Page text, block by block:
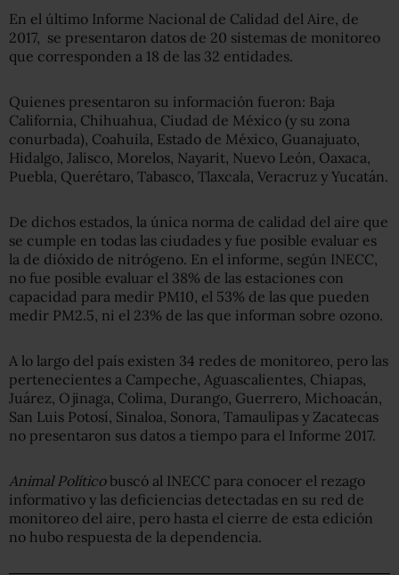
En el último Informe Nacional de Calidad del Aire, de
2017, se presentaron datos de 20 sistemas de monitoreo
que corresponden a 18 de las 32 entidades.
Quienes presentaron su información fueron: Baja
California, Chihuahua, Ciudad de México (y su zona
conurbada), Coahuila, Estado de México, Guanajuato,
Hidalgo, Jalisco, Morelos, Nayarit, Nuevo León, Oaxaca,
Puebla, Querétaro, Tabasco, Tlaxcala, Veracruz y Yucatán.
De dichos estados, la única norma de calidad del aire que
se cumple en todas las ciudades y fue posible evaluar es
la de dióxido de nitrógeno. En el informe, según INECC,
no fue posible evaluar el 38% de las estaciones con
capacidad para medir PM10, el 53% de las que pueden
medir PM2.5, ni el 23% de las que informan sobre ozono.
A lo largo del país existen 34 redes de monitoreo, pero las
pertenecientes a Campeche, Aguascalientes, Chiapas,
Juárez, Ojinaga, Colima, Durango, Guerrero, Michoacán,
San Luis Potosí, Sinaloa, Sonora, Tamaulipas y Zacatecas
no presentaron sus datos a tiempo para el Informe 2017.
Animal Políticobuscó al INECC para conocer el rezago
informativo y las deficiencias detectadas en su red de
monitoreo del aire, pero hasta el cierre de esta edición
no hubo respuesta de la dependencia.